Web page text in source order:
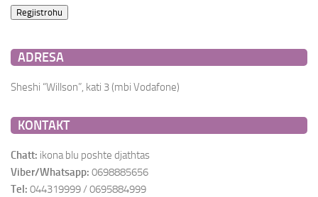
ADRESA
Sheshi “Willson”, kati 3 (mbi Vodafone)
KONTAKT
Chatt: ikona blu poshte djathtas
Viber/Whatsapp: 0698885656
Tel: 044319999 / 0695884999